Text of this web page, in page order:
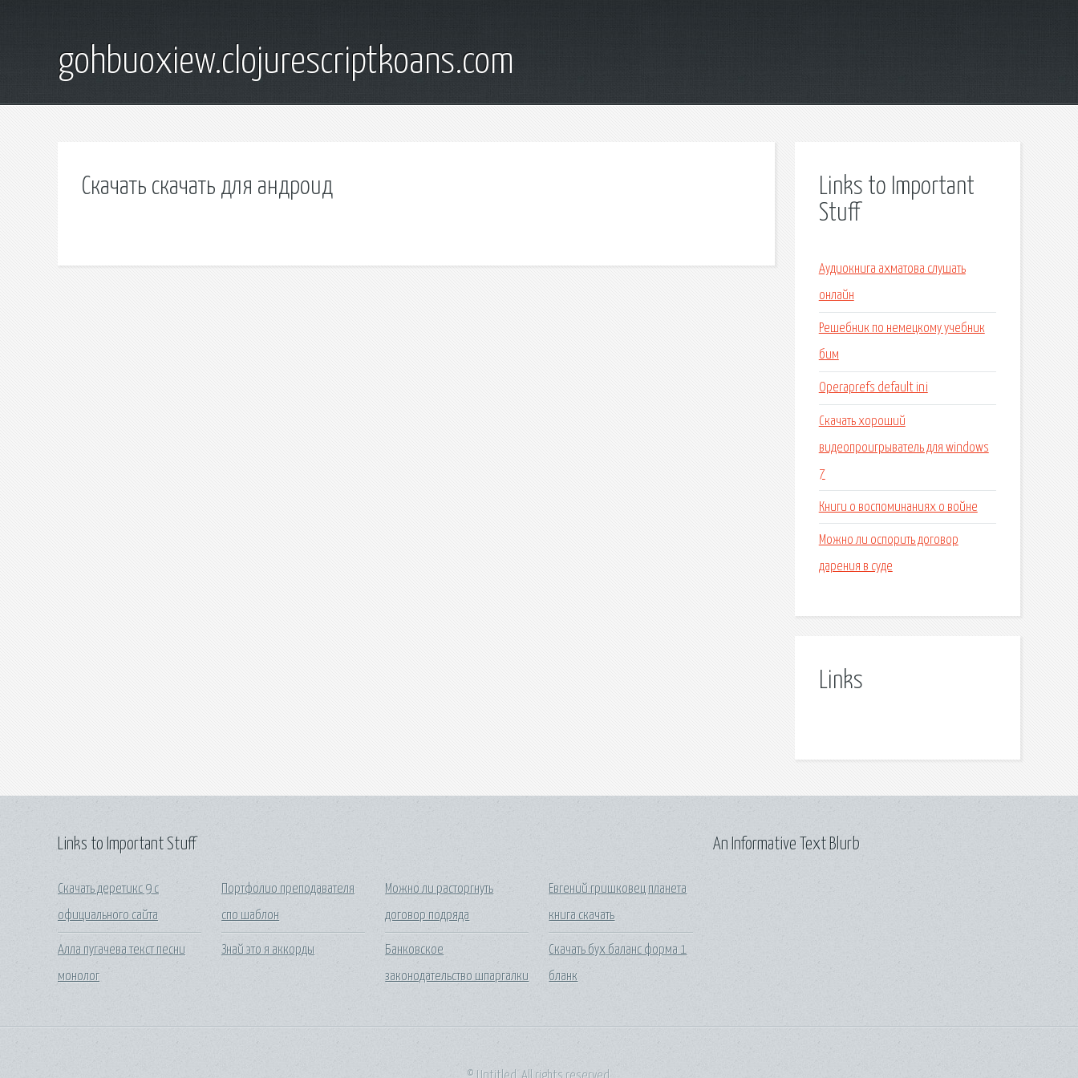
gohbuoxiew.clojurescriptkoans.com
Скачать скачать для андроид
Links to Important
Stuff
Аудиокнига ахматова слушать
онлайн
Решебник по немецкому учебник
бим
Operaprefs default ini
Скачать хороший
видеопроигрыватель для windows
7
Книги о воспоминаниях о войне
Можно ли оспорить договор
дарения в суде
Links
Links to Important Stuff
Скачать деретикс 9 с
официального сайта
Алла пугачева текст песни
монолог
Портфолио преподавателя
спо шаблон
Знай это я аккорды
Можно ли расторгнуть
договор подряда
Банковское
законодательство шпаргалки
Евгений гришковец планета
книга скачать
Скачать бух баланс форма 1
бланк
An Informative Text Blurb